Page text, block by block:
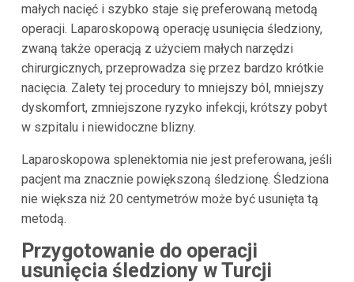
małych nacięć i szybko staje się preferowaną metodą
operacji. Laparoskopową operację usunięcia śledziony,
zwaną także operacją z użyciem małych narzędzi
chirurgicznych, przeprowadza się przez bardzo krótkie
nacięcia. Zalety tej procedury to mniejszy ból, mniejszy
dyskomfort, zmniejszone ryzyko infekcji, krótszy pobyt
w szpitalu i niewidoczne blizny.
Laparoskopowa splenektomia nie jest preferowana, jeśli
pacjent ma znacznie powiększoną śledzionę. Śledziona
nie większa niż 20 centymetrów może być usunięta tą
metodą.
Przygotowanie do operacji
usunięcia śledziony w Turcji